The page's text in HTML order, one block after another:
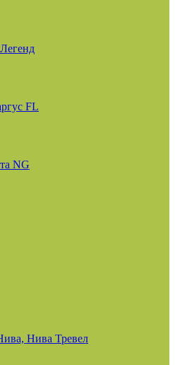
FL
NG
Нива Тревел